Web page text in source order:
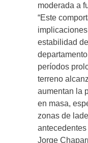
moderada a
“Este
estabilidad
períodos
terreno
aumentan la
en masa,
zonas de
Jorge